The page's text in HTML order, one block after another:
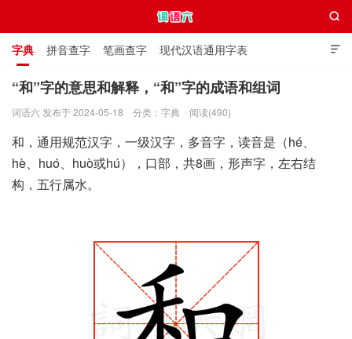

字典 拼音查字 笔画查字 现代汉语通用字表
通用规范汉字表 叠字大全 独体字大全 极简英语词典

“和”字的意思和解释，“和”字的成语和组词
词语六 发布于 2024-05-18 分类： 字典 阅读(490)
和，通用规范汉字，一级汉字，多音字，读音是（hé、
hè、huó、huò或hú），口部，共8画，形声字，左右结
构，五行属水。